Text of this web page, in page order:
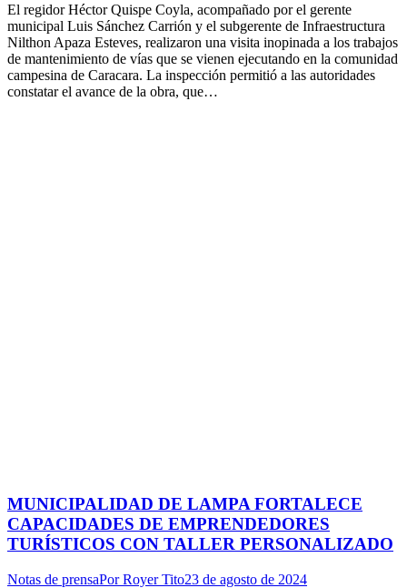
El regidor Héctor Quispe Coyla, acompañado por el gerente
municipal Luis Sánchez Carrión y el subgerente de Infraestructura
Nilthon Apaza Esteves, realizaron una visita inopinada a los trabajos
de mantenimiento de vías que se vienen ejecutando en la comunidad
campesina de Caracara. La inspección permitió a las autoridades
constatar el avance de la obra, que…
MUNICIPALIDAD DE LAMPA FORTALECE
CAPACIDADES DE EMPRENDEDORES
TURÍSTICOS CON TALLER PERSONALIZADO
Notas de prensaPorRoyer Tito23 de agosto de 2024